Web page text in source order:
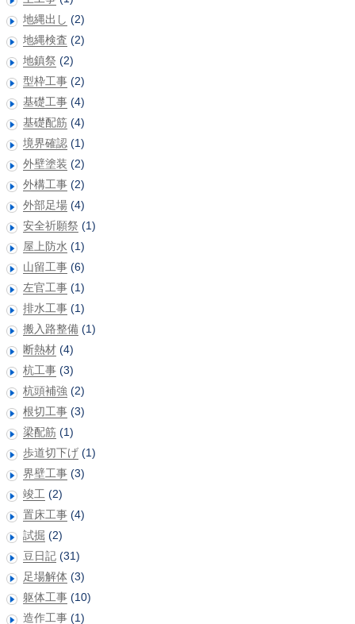
地縄出し (2)
地縄検査 (2)
地鎮祭 (2)
型枠工事 (2)
基礎工事 (4)
基礎配筋 (4)
境界確認 (1)
外壁塗装 (2)
外構工事 (2)
外部足場 (4)
安全祈願祭 (1)
屋上防水 (1)
山留工事 (6)
左官工事 (1)
排水工事 (1)
搬入路整備 (1)
断熱材 (4)
杭工事 (3)
杭頭補強 (2)
根切工事 (3)
梁配筋 (1)
歩道切下げ (1)
界壁工事 (3)
竣工 (2)
置床工事 (4)
試掘 (2)
豆日記 (31)
足場解体 (3)
躯体工事 (10)
造作工事 (1)